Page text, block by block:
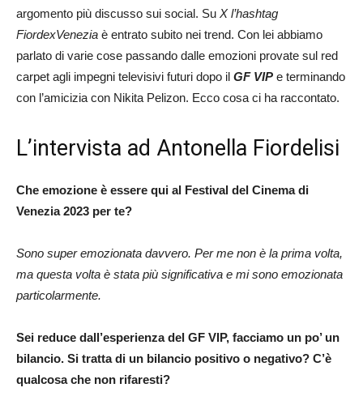
argomento più discusso sui social. Su X l’hashtag
FiordexVenezia è entrato subito nei trend. Con lei abbiamo
parlato di varie cose passando dalle emozioni provate sul red
carpet agli impegni televisivi futuri dopo il GF VIP e terminando
con l’amicizia con Nikita Pelizon. Ecco cosa ci ha raccontato.
L’intervista ad Antonella Fiordelisi
Che emozione è essere qui al Festival del Cinema di
Venezia 2023 per te?
Sono super emozionata davvero. Per me non è la prima volta,
ma questa volta è stata più significativa e mi sono emozionata
particolarmente.
Sei reduce dall’esperienza del GF VIP, facciamo un po’ un
bilancio. Si tratta di un bilancio positivo o negativo? C’è
qualcosa che non rifaresti?